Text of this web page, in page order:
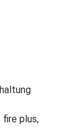
fire plus,